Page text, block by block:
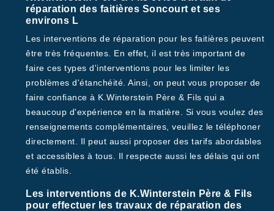
réparation des faitières Soncourt et ses
environs L
Les interventions de réparation pour les faitières peuvent
être très fréquentes. En effet, il est très important de
faire ces types d'interventions pour les limiter les
problèmes d'étanchéité. Ainsi, on peut vous proposer de
faire confiance à K.Winterstein Père & Fils qui a
beaucoup d'expérience en la matière. Si vous voulez des
renseignements complémentaires, veuillez le téléphoner
directement. Il peut aussi proposer des tarifs abordables
et accessibles à tous. Il respecte aussi les délais qui ont
été établis.
Les interventions de K.Winterstein Père & Fils
pour effectuer les travaux de réparation des